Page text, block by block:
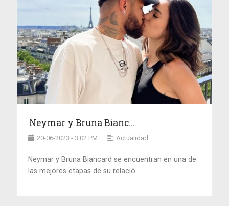
Neymar y Bruna Bianc...
20-06-2023 - 3:02 PM Actualidad
Neymar y Bruna Biancard se encuentran en una de
las mejores etapas de su relació...